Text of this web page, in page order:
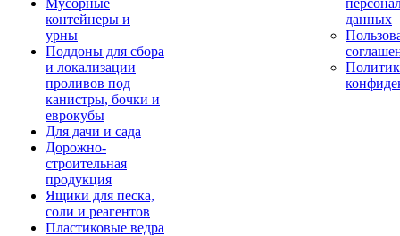
Мусорные
контейнеры и
урны
Поддоны для сбора
и локализации
проливов под
канистры, бочки и
еврокубы
Для дачи и сада
Дорожно-
строительная
продукция
Ящики для песка,
соли и реагентов
Пластиковые ведра
данных